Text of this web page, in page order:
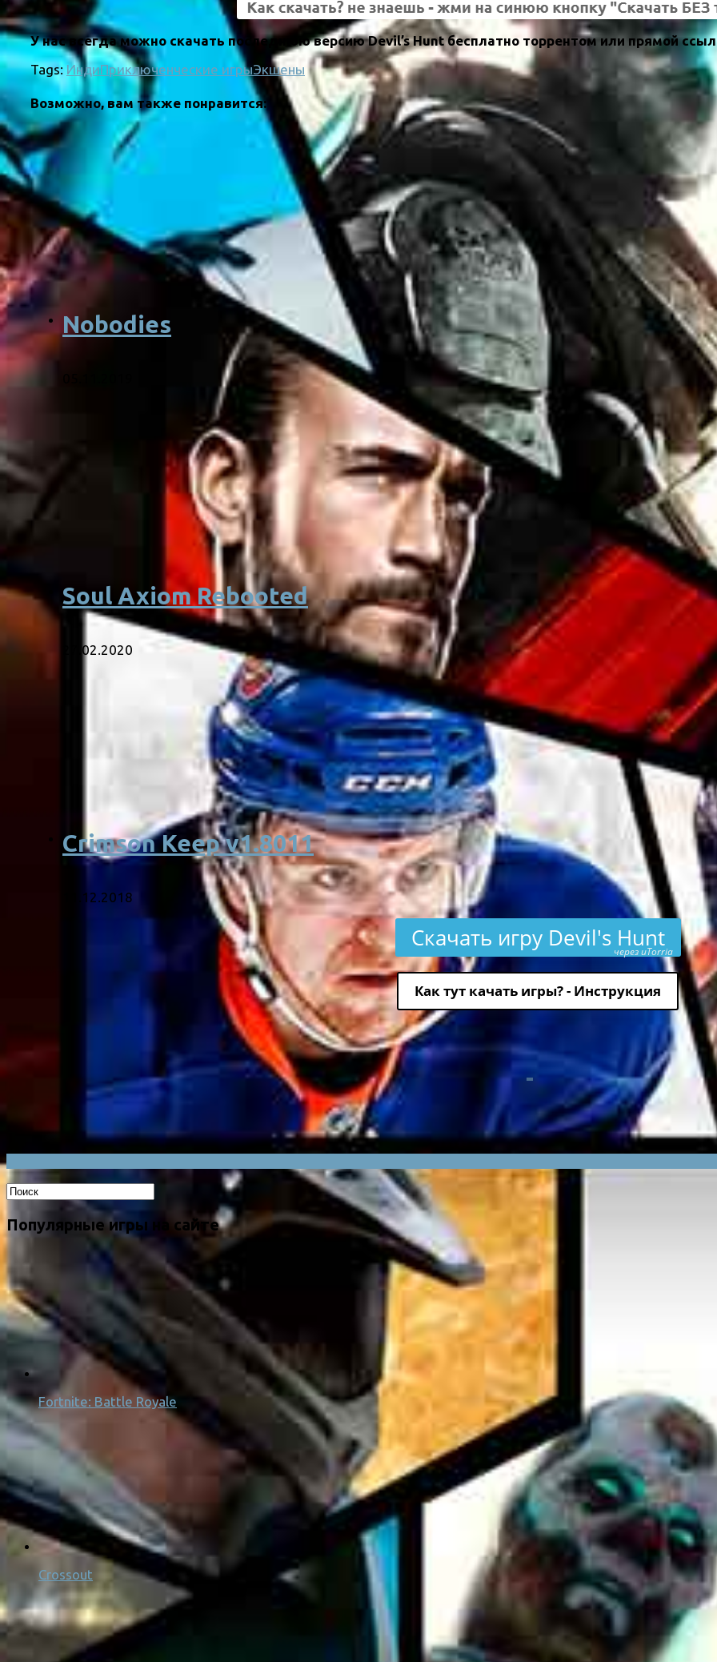
У нас всегда можно скачать последнюю версию Devil’s Hunt бесплатно торрентом или прямой
Tags: ИндиПриключенческие игрыЭкшены
Возможно, вам также понравится:
Nobodies
Soul Axiom Rebooted
27.02.2020
Crimson Keep v1.8011
11.12.2018
Скачать игру Devil's Hunt
через uTorria
Как тут качать игры? - Инструкция
Популярные игры на сайте
Fortnite: Battle Royale
Crossout